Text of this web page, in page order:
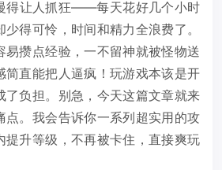
得让人抓狂——每天花好几个小时
得可怜，时间和精力全浪费了。
易攒点经验，一不留神就被怪物送
简直能把人逼疯！玩游戏本该是开
了负担。别急，今天这篇文章就来
点。我会告诉你一系列超实用的攻
提升等级，不再被卡住，直接爽玩